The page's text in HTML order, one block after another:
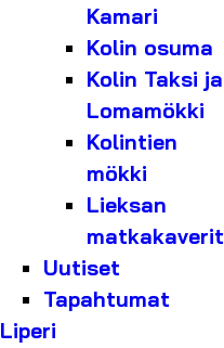
Kamari
Kolin osuma
Kolin Taksi ja
Lomamökki
Kolintien
mökki
Lieksan
matkakaverit
Uutiset
Tapahtumat
Liperi